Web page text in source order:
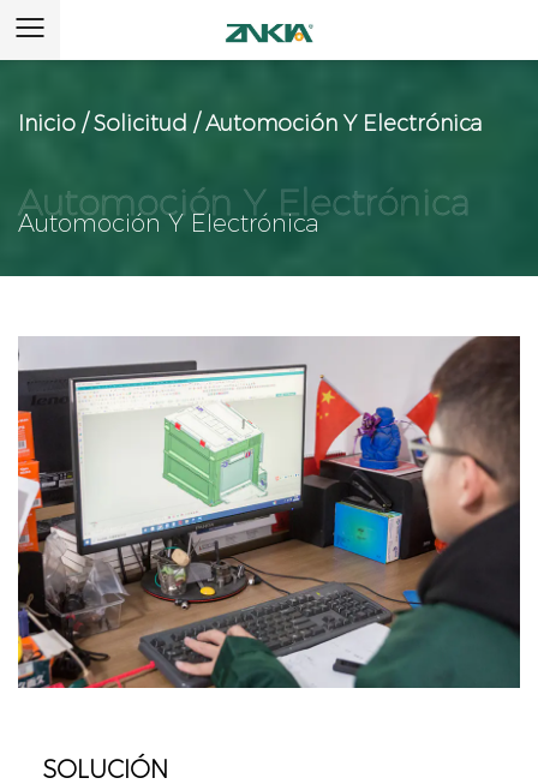
Inicio /Solicitud /Automoción Y Electrónica
Automoción Y Electrónica
SOLUCIÓN